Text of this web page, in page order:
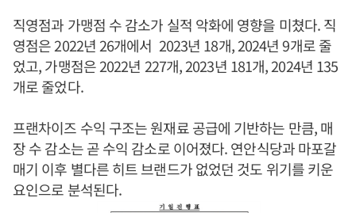
직영점과 가맹점 수 감소가 실적 악화에 영향을 미쳤다. 직
영점은 2022년 26개에서 2023년 18개, 2024년 9개로 줄
었고, 가맹점은 2022년 227개, 2023년 181개, 2024년 135
개로 줄었다.
프랜차이즈 수익 구조는 원재료 공급에 기반하는 만큼, 매
장 수 감소는 곧 수익 감소로 이어졌다. 연안식당과 마포갈
매기 이후 별다른 히트 브랜드가 없었던 것도 위기를 키운
요인으로 분석된다.